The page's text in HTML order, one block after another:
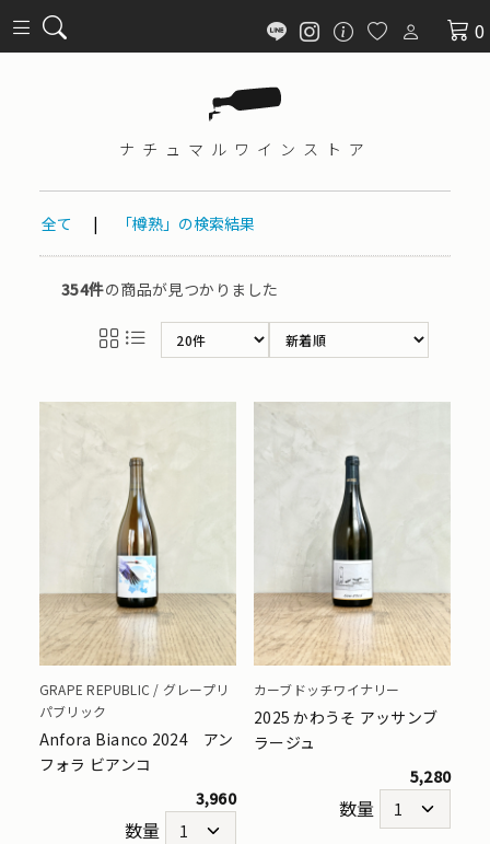
0
ナチュマル ワインストア
全て | 「樽熟」の検索結果
354件の商品が見つかりました
GRAPE REPUBLIC / グレープリ
パブリック
Anfora Bianco 2024 アン
フォラ ビアンコ
3,960
数量
カーブドッチワイナリー
2025 かわうそ アッサンブ
ラージュ
5,280
数量